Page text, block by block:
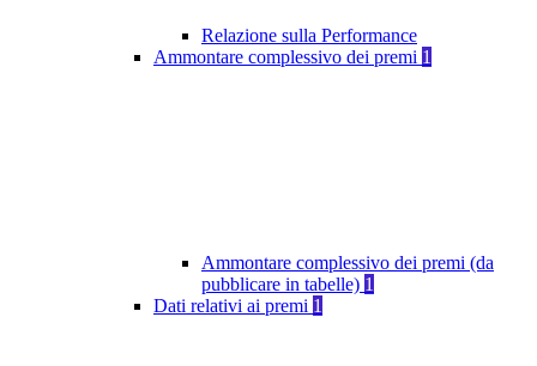
Relazione sulla Performance
Ammontare complessivo dei premi 1
Ammontare complessivo dei premi (da
pubblicare in tabelle) 1
Dati relativi ai premi 1